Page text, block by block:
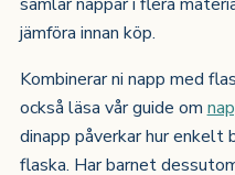
jämföra innan köp.
Kombinerar ni napp med
också läsa vår guide om
dinapp påverkar hur enkelt
flaska. Har barnet